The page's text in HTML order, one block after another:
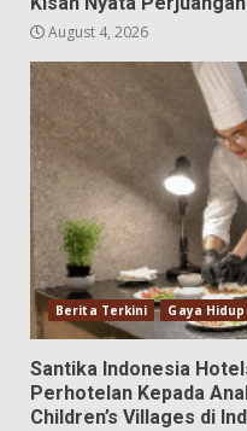
August 4, 2026
Berita Terkini Gaya Hidup
Santika Indonesia
Perhotelan Kepada
Children’s Villages di